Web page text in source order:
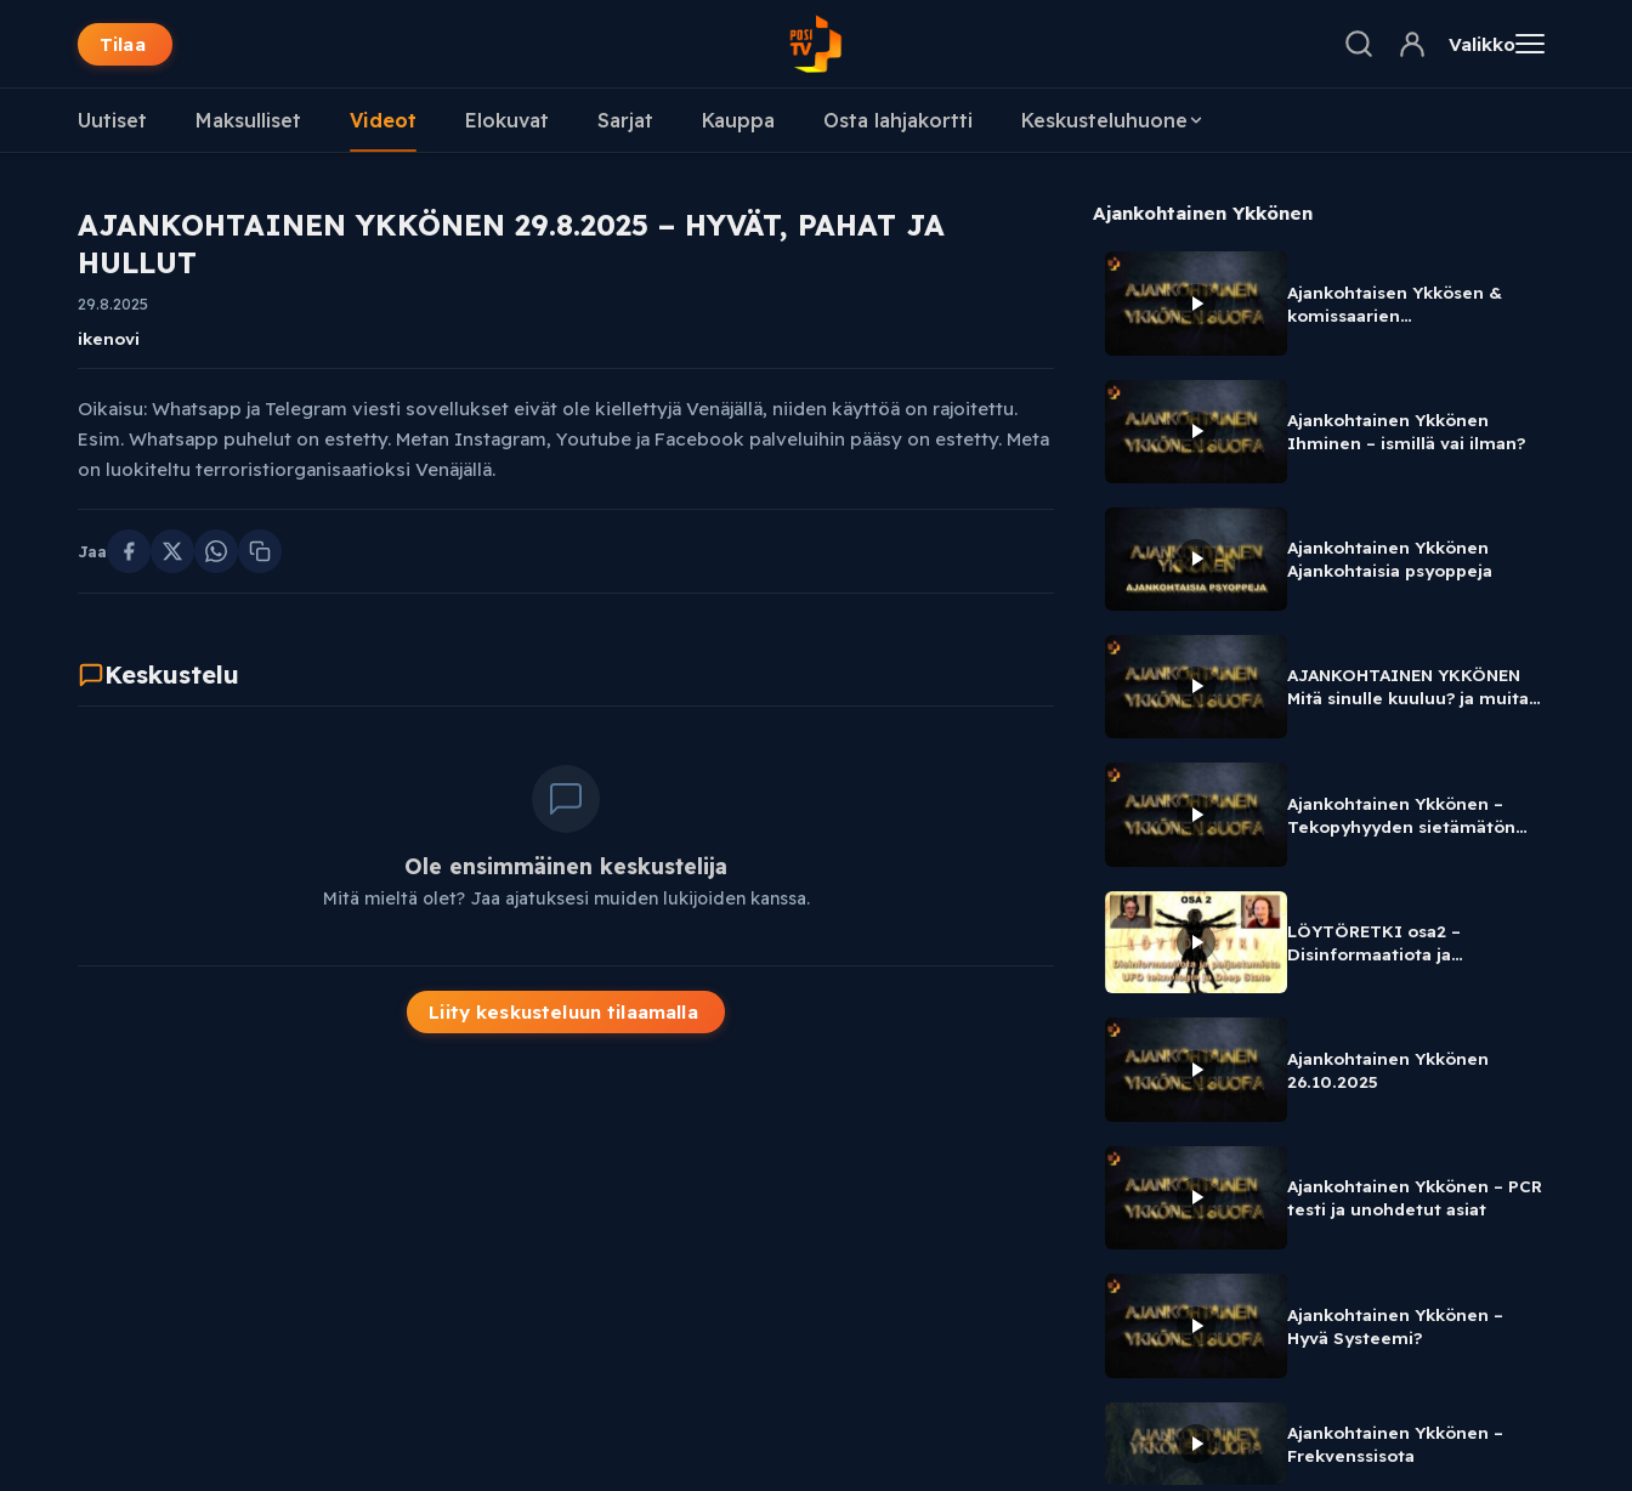
Tilaa Valikko
Uutiset Maksulliset Videot Elokuvat Sarjat Kauppa Osta lahjakortti Keskusteluhuone
AJANKOHTAINEN YKKÖNEN 29.8.2025 – HYVÄT, PAHAT JA
HULLUT
29.8.2025
ikenovi
Oikaisu: Whatsapp ja Telegram viesti sovellukset eivät ole kiellettyjä Venäjällä, niiden käyttöä on rajoitettu.
Esim. Whatsapp puhelut on estetty. Metan Instagram, Youtube ja Facebook palveluihin pääsy on estetty. Meta
on luokiteltu terroristiorganisaatioksi Venäjällä.
Jaa
Keskustelu
Ole ensimmäinen keskustelija
Mitä mieltä olet? Jaa ajatuksesi muiden lukijoiden kanssa.
Liity keskusteluun tilaamalla
Ajankohtainen Ykkönen
Ajankohtaisen Ykkösen &
komissaarien
Ajankohtainen Ykkönen
Ihminen – ismillä vai ilman?
Ajankohtainen Ykkönen
Ajankohtaisia psyoppeja
AJANKOHTAINEN YKKÖNEN
Mitä sinulle kuuluu? ja muita
Ajankohtainen Ykkönen –
Tekopyhyyden sietämätön
LÖYTÖRETKI osa2 –
Disinformaatiota ja
Ajankohtainen Ykkönen
26.10.2025
Ajankohtainen Ykkönen – PCR
testi ja unohdetut asiat
Ajankohtainen Ykkönen –
Hyvä Systeemi?
Ajankohtainen Ykkönen –
Frekvenssisota